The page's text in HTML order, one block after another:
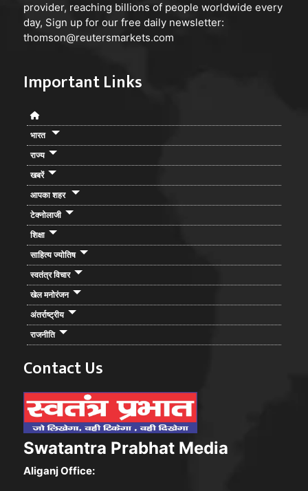
provider, reaching billions of people worldwide every
day, Sign up for our free daily newsletter:
thomson@reutersmarkets.com
Important Links
भारत
राज्य
खबरें
आपका शहर
टेक्नोलाजी
शिक्षा
साहित्य ज्योतिष
स्वतंत्र विचार
खेल मनोरंजन
अंतर्राष्ट्रीय
राजनीति
Contact Us
Swatantra Prabhat Media
Aliganj Office: